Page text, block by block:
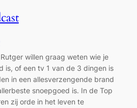
willen graag weten wie je
is, of een tv 1 van de 3 dingen is
in een allesverzengende brand
snoepgoed is. In de Top
zij orde in het leven te